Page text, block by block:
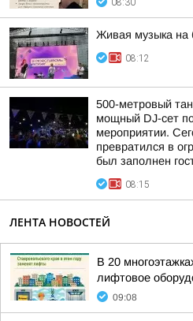
08:30
Живая музыка на
08:12
500-метровый
мощный DJ-сет
мероприятии.
превратился в
был заполнен
08:15
ЛЕНТА НОВОСТЕЙ
В 20
лифтовое
09:08